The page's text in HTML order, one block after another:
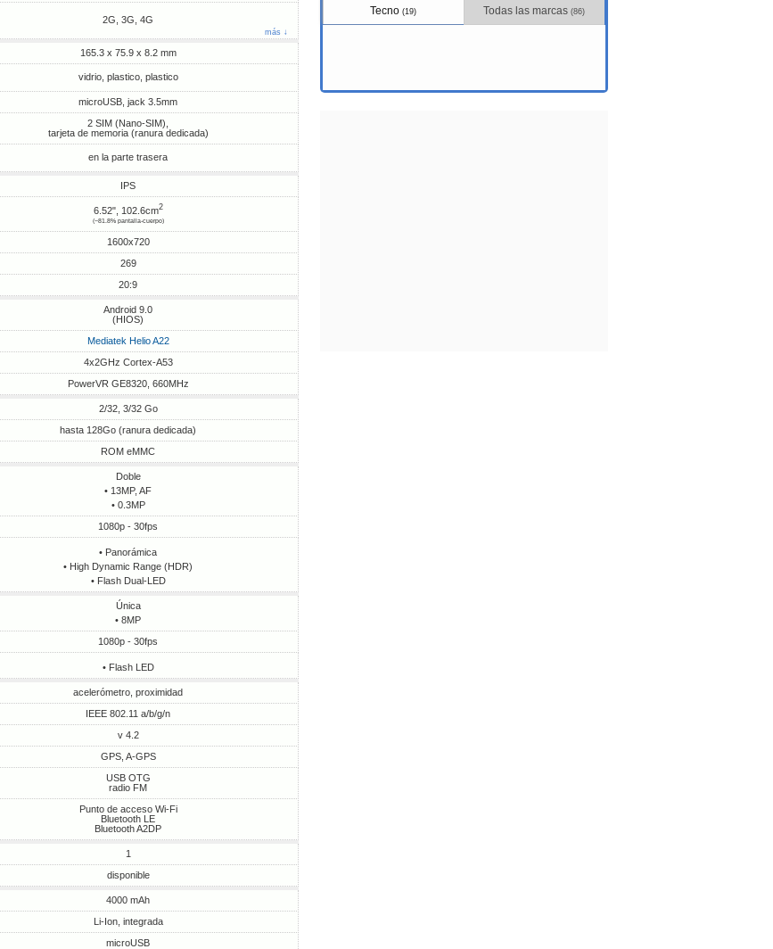
2G, 3G, 4G
más ↓
165.3 x 75.9 x 8.2 mm
vidrio, plastico, plastico
microUSB, jack 3.5mm
2 SIM (Nano-SIM),
tarjeta de memoria (ranura dedicada)
en la parte trasera
IPS
6.52", 102.6cm2
(~81.8% pantalla-cuerpo)
1600x720
269
20:9
Android 9.0
(HIOS)
Mediatek Helio A22
4x2GHz Cortex-A53
PowerVR GE8320, 660MHz
2/32, 3/32 Go
hasta 128Go (ranura dedicada)
ROM eMMC
Doble
• 13MP, AF
• 0.3MP
1080p - 30fps
• Panorámica
• High Dynamic Range (HDR)
• Flash Dual-LED
Única
• 8MP
1080p - 30fps
• Flash LED
acelerómetro, proximidad
IEEE 802.11 a/b/g/n
v 4.2
GPS, A-GPS
USB OTG
radio FM
Punto de acceso Wi-Fi
Bluetooth LE
Bluetooth A2DP
1
disponible
4000 mAh
Li-Ion, integrada
microUSB
Tecno(19) Todas las marcas(86)